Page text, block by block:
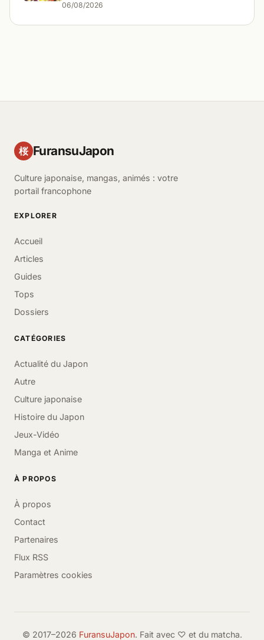
06/08/2026
桜 FuransuJapon
Culture japonaise, mangas, animés : votre
portail francophone
EXPLORER
Accueil
Articles
Guides
Tops
Dossiers
CATÉGORIES
Actualité du Japon
Autre
Culture japonaise
Histoire du Japon
Jeux-Vidéo
Manga et Anime
À PROPOS
À propos
Contact
Partenaires
Flux RSS
Paramètres cookies
© 2017–2026 FuransuJapon. Fait avec ♡ et du matcha.